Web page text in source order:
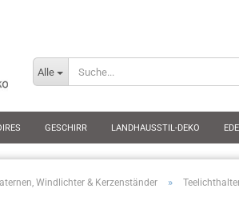
Alle
GESCHIRR LANDHAUSSTIL-DEKO
Windlichter & Kerzenständer »